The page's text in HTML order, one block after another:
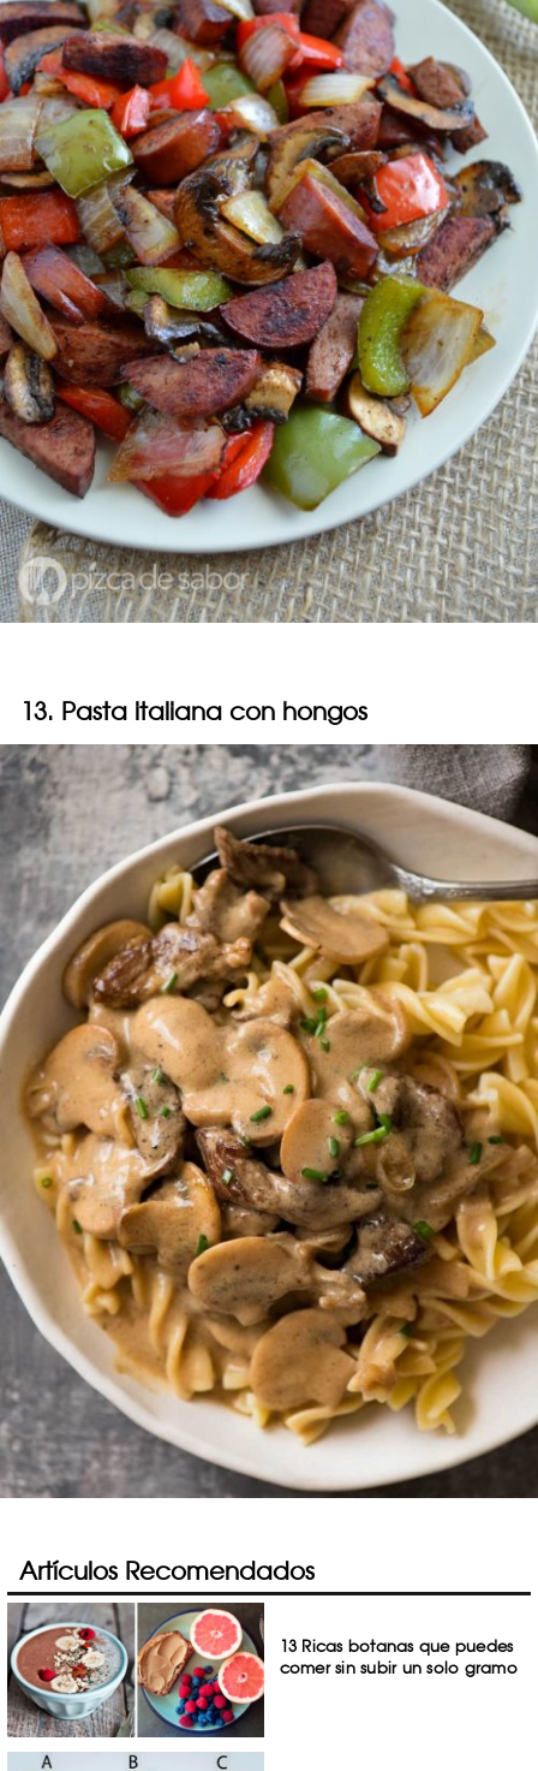
13. Pasta italiana con hongos
Artículos Recomendados
13 Ricas botanas que puedes
comer sin subir un solo gramo